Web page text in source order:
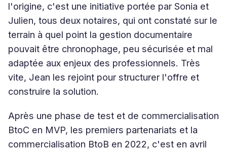
l'origine, c'est une initiative portée par Sonia et
Julien, tous deux notaires, qui ont constaté sur le
terrain à quel point la gestion documentaire
pouvait être chronophage, peu sécurisée et mal
adaptée aux enjeux des professionnels. Très
vite, Jean les rejoint pour structurer l'offre et
construire la solution.
Après une phase de test et de commercialisation
BtoC en MVP, les premiers partenariats et la
commercialisation BtoB en 2022, c'est en avril